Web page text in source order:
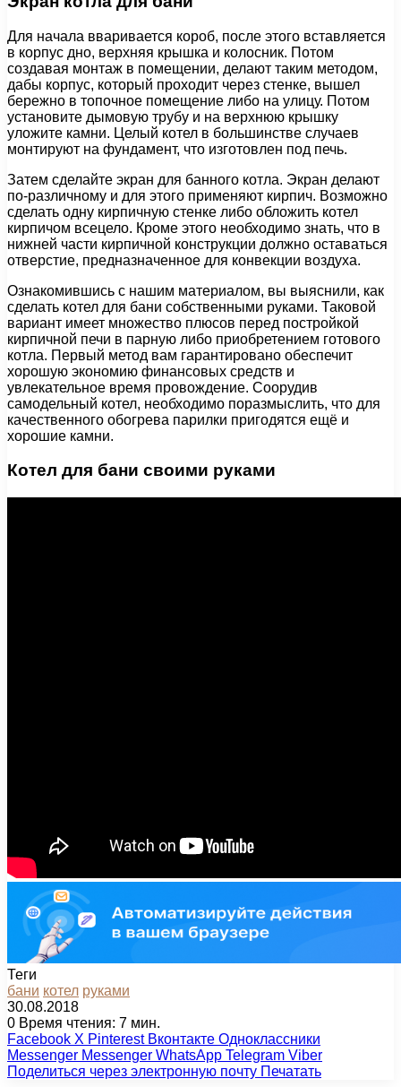
Для начала вваривается короб, после этого вставляется
в корпус дно, верхняя крышка и колосник. Потом
создавая монтаж в помещении, делают таким методом,
дабы корпус, который проходит через стенке, вышел
бережно в топочное помещение либо на улицу. Потом
установите дымовую трубу и на верхнюю крышку
уложите камни. Целый котел в большинстве случаев
монтируют на фундамент, что изготовлен под печь.
Затем сделайте экран для банного котла. Экран делают
по-различному и для этого применяют кирпич. Возможно
сделать одну кирпичную стенке либо обложить котел
кирпичом всецело. Кроме этого необходимо знать, что в
нижней части кирпичной конструкции должно оставаться
отверстие, предназначенное для конвекции воздуха.
Ознакомившись с нашим материалом, вы выяснили, как
сделать котел для бани собственными руками. Таковой
вариант имеет множество плюсов перед постройкой
кирпичной печи в парную либо приобретением готового
котла. Первый метод вам гарантировано обеспечит
хорошую экономию финансовых средств и
увлекательное время провождение. Соорудив
самодельный котел, необходимо поразмыслить, что для
качественного обогрева парилки пригодятся ещё и
хорошие камни.
Котел для бани своими руками
Теги
бани котел руками
30.08.2018
0 Время чтения: 7 мин.
Facebook X Pinterest Вконтакте Одноклассники
Messenger Messenger WhatsApp Telegram Viber
Поделиться через электронную почту Печатать